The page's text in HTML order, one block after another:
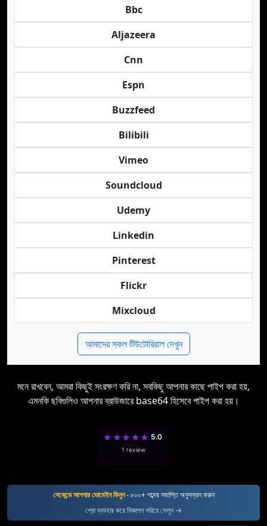
Bbc
Aljazeera
Cnn
Espn
Buzzfeed
Bilibili
Vimeo
Soundcloud
Udemy
Linkedin
Pinterest
Flickr
Mixcloud
আমাদের সকল টিউটোরিয়াল দেখুন
মনে রাখবেন, আমরা কিছুই সংরক্ষণ করি না, সবকিছু আপনার কাছে পাইপ করা হয়,
এমনকি ছবিগুলিও আপনার ব্রাউজারে base64 হিসেবে পাইপ করা হয়।
★ ★★ ★★ 5.0
1 review
সেকেন্ডে আপনার ডোমেইন কিনুন- ৮০০+ শব্দের সমাপ্তি অনুসন্ধান করুন
প্রো ব্যবহার করে বিজ্ঞাপন সরিয়ে ফেলুন →